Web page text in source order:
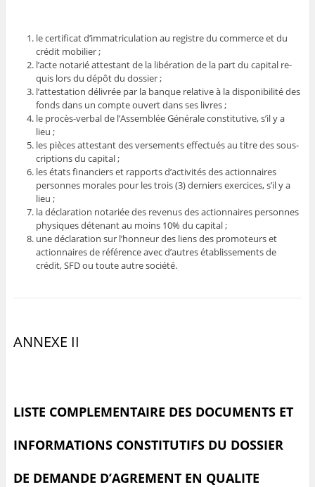
le certificat d’immatriculation au registre du commerce et du
crédit mobilier ;
l’acte notarié attestant de la libération de la part du capital re-
quis lors du dépôt du dossier ;
l’attestation délivrée par la banque relative à la disponibilité des
fonds dans un compte ouvert dans ses livres ;
le procès-verbal de l’Assemblée Générale constitutive, s’il y a
lieu ;
les pièces attestant des versements effectués au titre des sous-
criptions du capital ;
les états financiers et rapports d’activités des actionnaires
personnes morales pour les trois (3) derniers exercices, s’il y a
lieu ;
la déclaration notariée des revenus des actionnaires personnes
physiques détenant au moins 10% du capital ;
une déclaration sur l’honneur des liens des promoteurs et
actionnaires de référence avec d’autres établissements de
crédit, SFD ou toute autre société.
ANNEXE II
LISTE COMPLEMENTAIRE DES DOCUMENTS ET
INFORMATIONS CONSTITUTIFS DU DOSSIER
DE DEMANDE D’AGREMENT EN QUALITE